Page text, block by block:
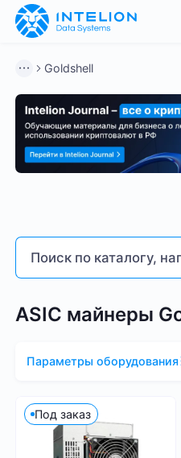
Goldshell
Фильтры
Готовый бизнес
Контейнеры
ASIC майнеры
Параметры оборудования
Под заказ